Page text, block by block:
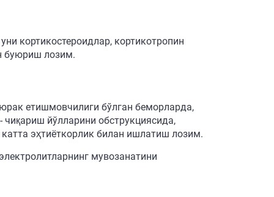
кортикостероидлар, кортикотропин
буюриш лозим.
етишмовчилиги бўлган беморларда,
йўлларини обструкциясида,
эҳтиёткорлик билан ишлатиш лозим.
мувозанатини